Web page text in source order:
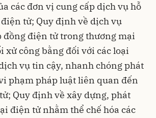
các đơn vị cung cấp dịch vụ hỗ
tử; Quy định về dịch vụ
đồng điện tử trong thương mại
xử công bằng đối với các loại
vụ tin cậy, nhanh chóng phát
phạm pháp luật liên quan đến
Quy định về xây dựng, phát
điện tử nhằm thể chế hóa các